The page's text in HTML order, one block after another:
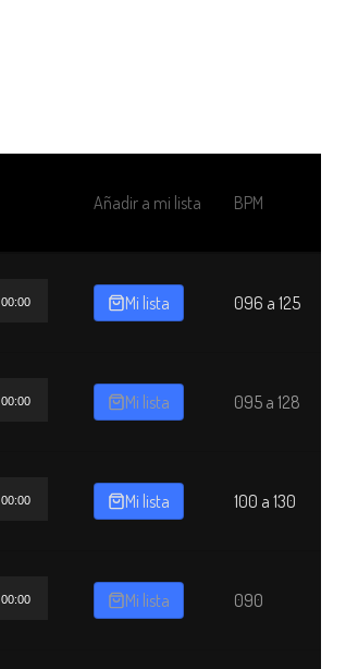
Añadir a mi lista BPM
00:00 Mi lista 096 a 125
00:00 Mi lista 095 a 128
00:00 Mi lista 100 a 130
00:00 Mi lista 090